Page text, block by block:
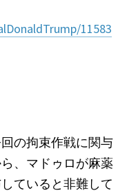
11583
の拘束作戦に関与
、マドゥロが麻薬
ていると非難して